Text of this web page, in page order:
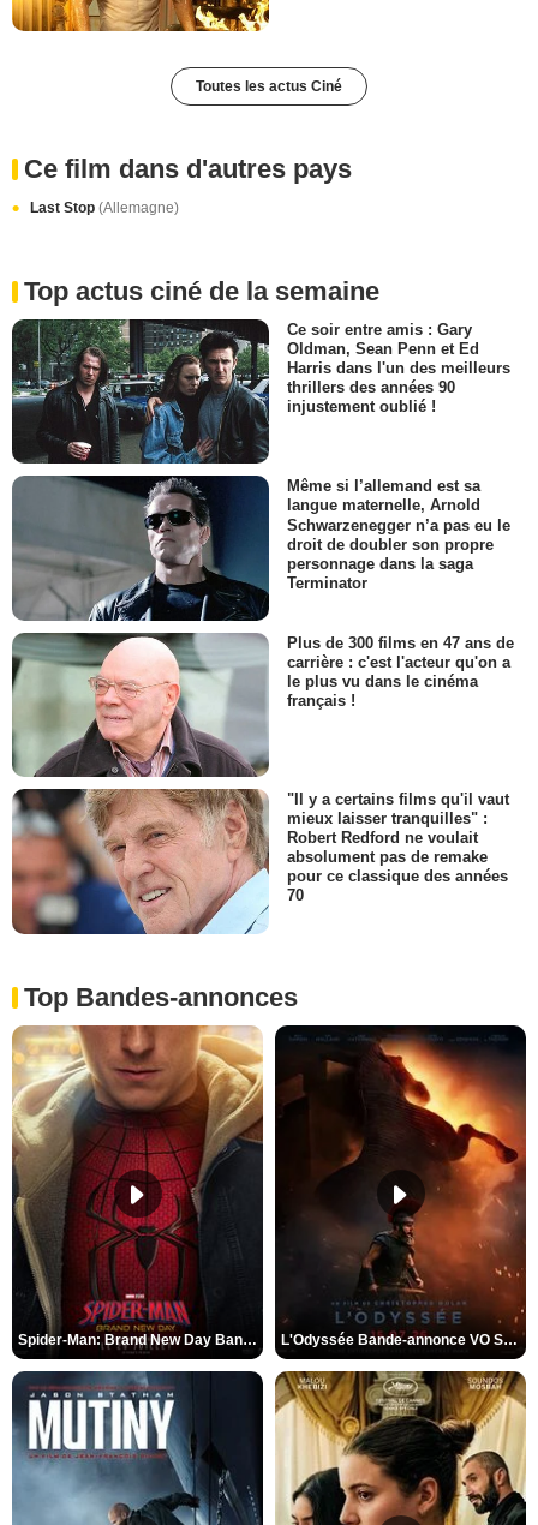
Toutes les actus Ciné
Ce film dans d'autres pays
Last Stop (Allemagne)
Top actus ciné de la semaine
Ce soir entre amis : Gary
Oldman, Sean Penn et Ed
Harris dans l'un des meilleurs
thrillers des années 90
injustement oublié !
Même si l’allemand est sa
langue maternelle, Arnold
Schwarzenegger n’a pas eu le
droit de doubler son propre
personnage dans la saga
Terminator
Plus de 300 films en 47 ans de
carrière : c'est l'acteur qu'on a
le plus vu dans le cinéma
français !
"Il y a certains films qu'il vaut
mieux laisser tranquilles" :
Robert Redford ne voulait
absolument pas de remake
pour ce classique des années
70
Top Bandes-annonces
Spider-Man: Brand New Day Bande-annonce VO STFR L'Odyssée Bande-annonce VO STFR